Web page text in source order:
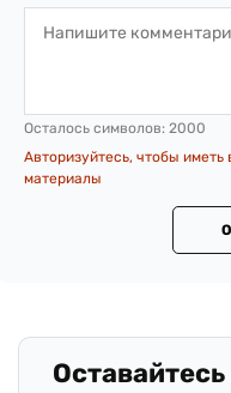
Осталось символов: 2000
Авторизуйтесь, чтобы
материалы